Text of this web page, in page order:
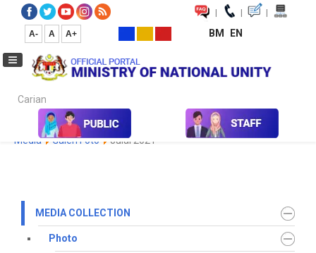
| | |
A- A A+ BM EN
Carian...
Media Media Collection Photo 2021
Koleksi
Media
Galeri Foto Julai 2021
MEDIA COLLECTION
Photo